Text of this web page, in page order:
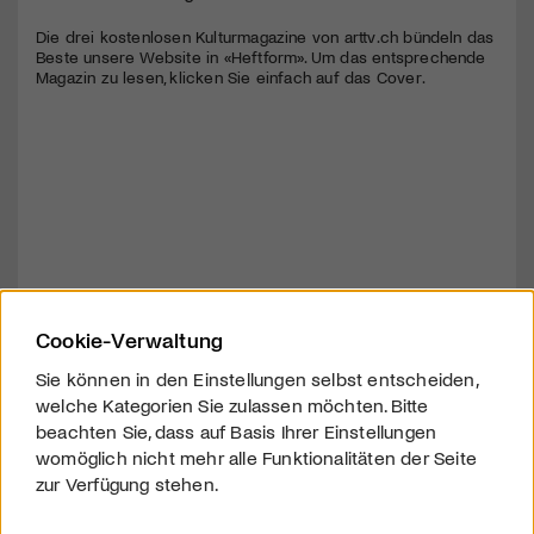
Die drei kostenlosen Kulturmagazine von arttv.ch bündeln das
Beste unsere Website in «Heftform». Um das entsprechende
Magazin zu lesen, klicken Sie einfach auf das Cover.
Cookie-Verwaltung
Sie können in den Einstellungen selbst entscheiden,
welche Kategorien Sie zulassen möchten. Bitte
beachten Sie, dass auf Basis Ihrer Einstellungen
womöglich nicht mehr alle Funktionalitäten der Seite
zur Verfügung stehen.